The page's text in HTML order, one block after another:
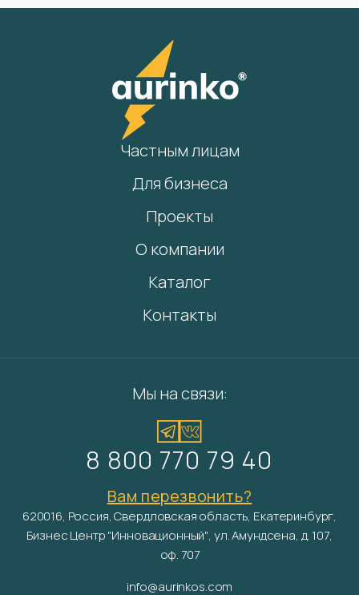
Частным лицам
Для бизнеса
Проекты
О компании
Каталог
Контакты
Мы на связи:
8 800 770 79 40
Вам перезвонить?
620016, Россия, Свердловская область, Екатеринбург,
Бизнес Центр "Инновационный", ул. Амундсена, д. 107,
оф. 707
info@aurinkos.com